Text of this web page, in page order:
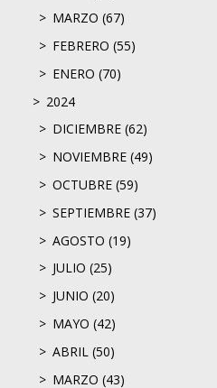
MARZO (67)
FEBRERO (55)
ENERO (70)
2024
DICIEMBRE (62)
NOVIEMBRE (49)
OCTUBRE (59)
SEPTIEMBRE (37)
AGOSTO (19)
JULIO (25)
JUNIO (20)
MAYO (42)
ABRIL (50)
MARZO (43)